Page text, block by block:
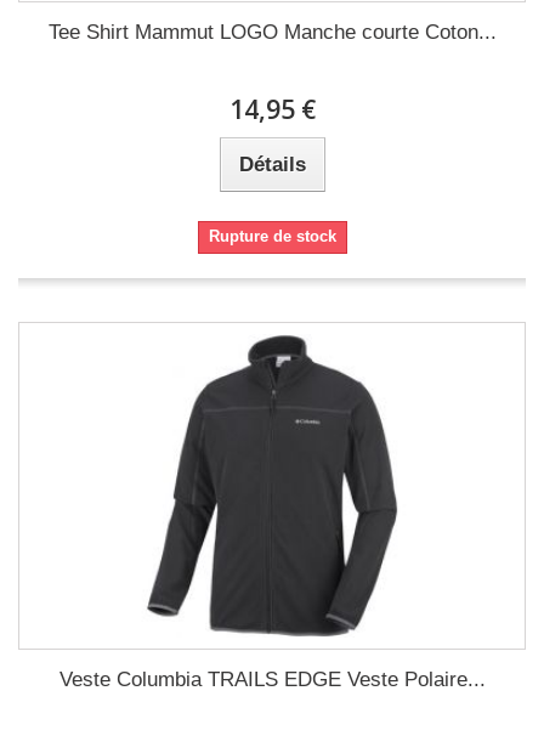
Tee Shirt Mammut LOGO Manche courte Coton...
14,95 €
Détails
Rupture de stock
Veste Columbia TRAILS EDGE Veste Polaire...